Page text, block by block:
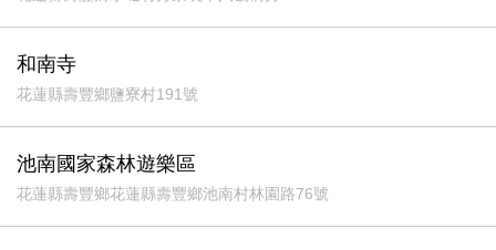
和南寺
花蓮縣壽豐鄉鹽寮村191號
池南國家森林遊樂區
花蓮縣壽豐鄉花蓮縣壽豐鄉池南村林園路76號